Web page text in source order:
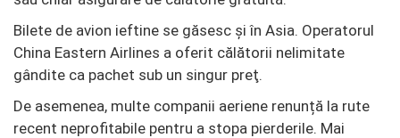
Bilete de avion ieftine se găsesc și în Asia. Operatorul
China Eastern Airlines a oferit călătorii nelimitate
gândite ca pachet sub un singur preţ.
De asemenea, multe companii aeriene renunță la rute
recent neprofitabile pentru a stopa pierderile. Mai